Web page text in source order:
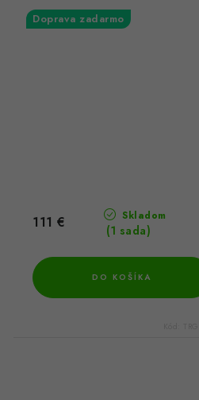
Doprava zadarmo
Skladom
(1 sada)
111 €
DO KOŠÍKA